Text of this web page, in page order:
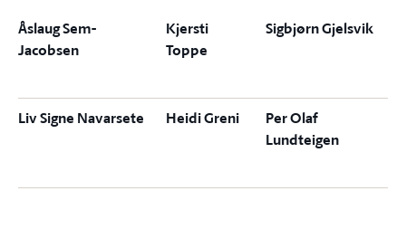
Åslaug Sem-
Jacobsen
Kjersti
Toppe
Sigbjørn Gjelsvik
Liv Signe Navarsete Heidi Greni
Per Olaf
Lundteigen